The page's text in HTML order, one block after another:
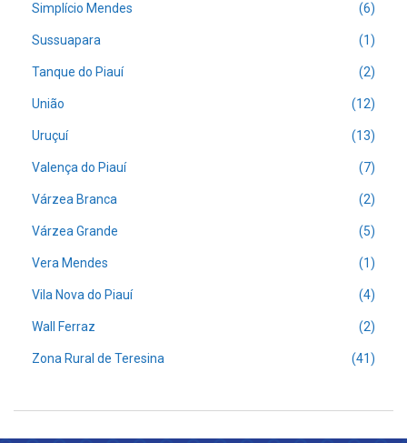
Simplício Mendes (6)
Sussuapara (1)
Tanque do Piauí (2)
União (12)
Uruçuí (13)
Valença do Piauí (7)
Várzea Branca (2)
Várzea Grande (5)
Vera Mendes (1)
Vila Nova do Piauí (4)
Wall Ferraz (2)
Zona Rural de Teresina (41)